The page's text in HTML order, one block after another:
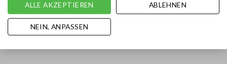
ALLE AKZEPTIEREN ABLEHNEN
NEIN, ANPASSEN